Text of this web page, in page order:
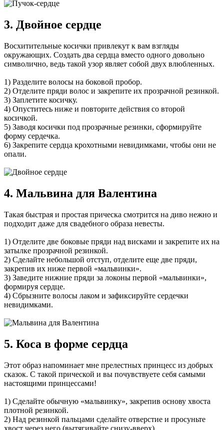
3. Двойное сердце
Восхитительные косички привлекут к вам взгляды
окружающих. Создать два сердца вместо одного довольно
символично, ведь такой узор являет собой двух влюбленных.
1) Разделите волосы на боковой пробор.
2) Отделите пряди волос и закрепите их прозрачной резинкой.
3) Заплетите косичку.
4) Опуститесь ниже и повторите действия со второй
косичкой.
5) Заводя косички под прозрачные резинки, сформируйте
форму сердечка.
6) Закрепите сердца крохотными невидимками, чтобы они не
опали.
4. Мальвина для Валентина
Такая быстрая и простая прическа смотрится на диво нежно и
подходит даже для свадебного образа невесты.
1) Отделите две боковые пряди над висками и закрепите их на
затылке прозрачной резинкой.
2) Сделайте небольшой отступ, отделите еще две пряди,
закрепив их ниже первой «мальвинки».
3) Заведите нижние пряди за локоны первой «мальвинки»,
формируя сердце.
4) Сбрызните волосы лаком и зафиксируйте сердечки
невидимками.
5. Коса в форме сердца
Этот образ напоминает мне прелестных принцесс из добрых
сказок. С такой прической и вы почувствуете себя самыми
настоящими принцессами!
1) Сделайте обычную «мальвинку», закрепив основу хвоста
плотной резинкой.
2) Над резинкой пальцами сделайте отверстие и просуньте
хвост через него (вытягивайте снизу-вверх).